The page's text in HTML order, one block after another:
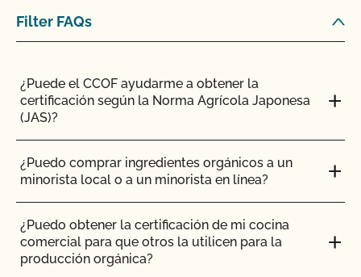
¿Cómo puedo controlar el coste de mi inspección
¿Cómo puedo prepararme para mi auditoría de
seguridad alimentaria?
¿Cómo puedo etiquetar mis productos orgánicos
certificados?
¿Cómo puedo prepararme para la parte de la
inspección relativa a la pista de auditoría?
¿Puedo utilizar cualquier matadero para procesar
mis animales orgánicos?
¿Puedo utilizar compost?
¿Puedo utilizar antiparasitarios para tratar a los
animales?
Filter FAQs
¿Puede el CCOF ayudarme a obtener la
certificación según la Norma Agrícola Japonesa
(JAS)?
¿Puedo comprar ingredientes orgánicos a un
minorista local o a un minorista en línea?
¿Puedo obtener la certificación de mi cocina
comercial para que otros la utilicen para la
producción orgánica?